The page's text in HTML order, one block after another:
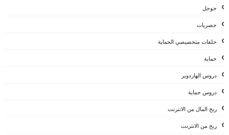
جوجل
حصريات
حلقات متخصيصي الحماية
حماية
دروس الهاردوير
دروس حماية
ربح المال من الانترنت
ربح من الانترنت